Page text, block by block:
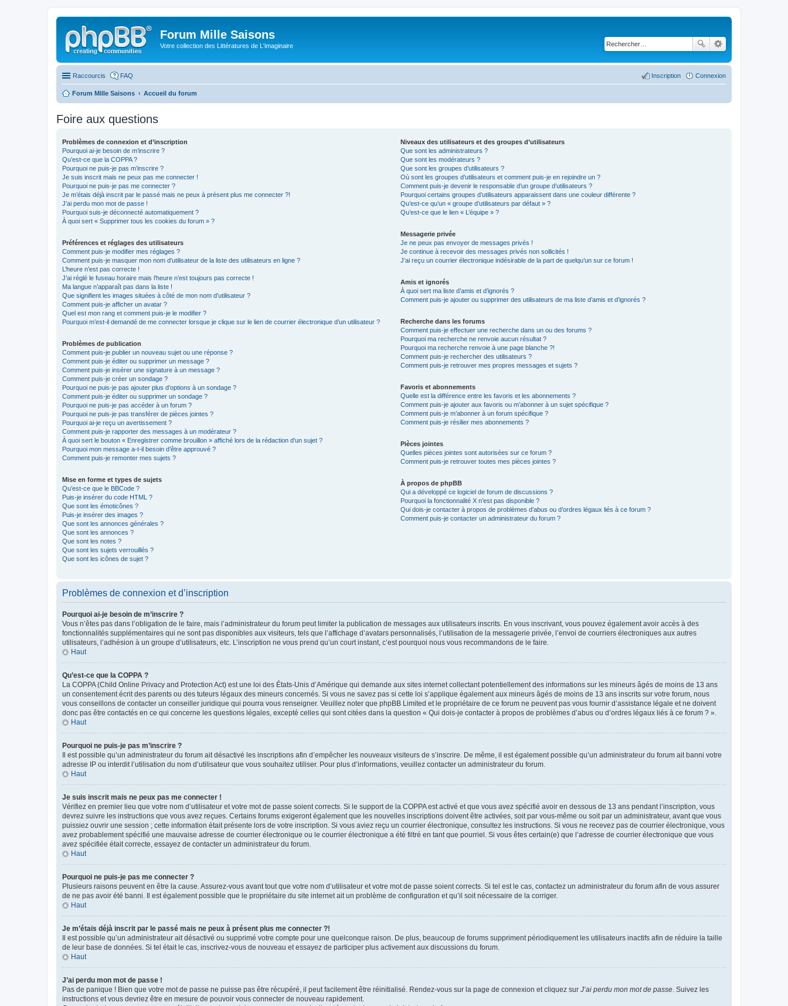
Forum Mille Saisons
Votre collection des Littératures de L'imaginaire
Raccourcis FAQ Connexion
Inscription
Forum Mille Saisons Accueil du forum
Foire aux questions
Problèmes de connexion et d’inscription
Pourquoi ai-je besoin de m’inscrire ?
Qu’est-ce que la COPPA ?
Pourquoi ne puis-je pas m’inscrire ?
Je suis inscrit mais ne peux pas me connecter !
Pourquoi ne puis-je pas me connecter ?
Je m’étais déjà inscrit par le passé mais ne peux à présent plus me connecter ?!
J’ai perdu mon mot de passe !
Pourquoi suis-je déconnecté automatiquement ?
À quoi sert « Supprimer tous les cookies du forum » ?
Préférences et réglages des utilisateurs
Comment puis-je modifier mes réglages ?
Comment puis-je masquer mon nom d’utilisateur de la liste des utilisateurs en ligne ?
L’heure n’est pas correcte !
J’ai réglé le fuseau horaire mais l’heure n’est toujours pas correcte !
Ma langue n’apparaît pas dans la liste !
Que signifient les images situées à côté de mon nom d’utilisateur ?
Comment puis-je afficher un avatar ?
Quel est mon rang et comment puis-je le modifier ?
Pourquoi m’est-il demandé de me connecter lorsque je clique sur le lien de courrier électronique d’un utilisateur ?
Problèmes de publication
Comment puis-je publier un nouveau sujet ou une réponse ?
Comment puis-je éditer ou supprimer un message ?
Comment puis-je insérer une signature à un message ?
Comment puis-je créer un sondage ?
Pourquoi ne puis-je pas ajouter plus d’options à un sondage ?
Comment puis-je éditer ou supprimer un sondage ?
Pourquoi ne puis-je pas accéder à un forum ?
Pourquoi ne puis-je pas transférer de pièces jointes ?
Pourquoi ai-je reçu un avertissement ?
Comment puis-je rapporter des messages à un modérateur ?
À quoi sert le bouton « Enregistrer comme brouillon » affiché lors de la rédaction d’un sujet ?
Pourquoi mon message a-t-il besoin d’être approuvé ?
Comment puis-je remonter mes sujets ?
Mise en forme et types de sujets
Qu’est-ce que le BBCode ?
Puis-je insérer du code HTML ?
Que sont les émoticônes ?
Puis-je insérer des images ?
Que sont les annonces générales ?
Que sont les annonces ?
Que sont les notes ?
Que sont les sujets verrouillés ?
Que sont les icônes de sujet ?
Niveaux des utilisateurs et des groupes d’utilisateurs
Que sont les administrateurs ?
Que sont les modérateurs ?
Que sont les groupes d’utilisateurs ?
Où sont les groupes d’utilisateurs et comment puis-je en rejoindre un ?
Comment puis-je devenir le responsable d’un groupe d’utilisateurs ?
Pourquoi certains groupes d’utilisateurs apparaissent dans une couleur différente ?
Qu’est-ce qu’un « groupe d’utilisateurs par défaut » ?
Qu’est-ce que le lien « L’équipe » ?
Messagerie privée
Je ne peux pas envoyer de messages privés !
Je continue à recevoir des messages privés non sollicités !
J’ai reçu un courrier électronique indésirable de la part de quelqu’un sur ce forum !
Amis et ignorés
À quoi sert ma liste d’amis et d’ignorés ?
Comment puis-je ajouter ou supprimer des utilisateurs de ma liste d’amis et d’ignorés ?
Recherche dans les forums
Comment puis-je effectuer une recherche dans un ou des forums ?
Pourquoi ma recherche ne renvoie aucun résultat ?
Pourquoi ma recherche renvoie à une page blanche ?!
Comment puis-je rechercher des utilisateurs ?
Comment puis-je retrouver mes propres messages et sujets ?
Favoris et abonnements
Quelle est la différence entre les favoris et les abonnements ?
Comment puis-je ajouter aux favoris ou m’abonner à un sujet spécifique ?
Comment puis-je m’abonner à un forum spécifique ?
Comment puis-je résilier mes abonnements ?
Pièces jointes
Quelles pièces jointes sont autorisées sur ce forum ?
Comment puis-je retrouver toutes mes pièces jointes ?
À propos de phpBB
Qui a développé ce logiciel de forum de discussions ?
Pourquoi la fonctionnalité X n’est pas disponible ?
Qui dois-je contacter à propos de problèmes d’abus ou d’ordres légaux liés à ce forum ?
Comment puis-je contacter un administrateur du forum ?
Problèmes de connexion et d’inscription
Pourquoi ai-je besoin de m’inscrire ?
Vous n’êtes pas dans l’obligation de le faire, mais l’administrateur du forum peut limiter la publication de messages aux utilisateurs inscrits. En vous inscrivant, vous pouvez également avoir accès à des
fonctionnalités supplémentaires qui ne sont pas disponibles aux visiteurs, tels que l’affichage d’avatars personnalisés, l’utilisation de la messagerie privée, l’envoi de courriers électroniques aux autres
utilisateurs, l’adhésion à un groupe d’utilisateurs, etc. L’inscription ne vous prend qu’un court instant, c’est pourquoi nous vous recommandons de le faire.
Haut
Qu’est-ce que la COPPA ?
La COPPA (Child Online Privacy and Protection Act) est une loi des États-Unis d’Amérique qui demande aux sites internet collectant potentiellement des informations sur les mineurs âgés de moins de 13 ans
un consentement écrit des parents ou des tuteurs légaux des mineurs concernés. Si vous ne savez pas si cette loi s’applique également aux mineurs âgés de moins de 13 ans inscrits sur votre forum, nous
vous conseillons de contacter un conseiller juridique qui pourra vous renseigner. Veuillez noter que phpBB Limited et le propriétaire de ce forum ne peuvent pas vous fournir d’assistance légale et ne doivent
donc pas être contactés en ce qui concerne les questions légales, excepté celles qui sont citées dans la question « Qui dois-je contacter à propos de problèmes d’abus ou d’ordres légaux liés à ce forum ? ».
Haut
Pourquoi ne puis-je pas m’inscrire ?
Il est possible qu’un administrateur du forum ait désactivé les inscriptions afin d’empêcher les nouveaux visiteurs de s’inscrire. De même, il est également possible qu’un administrateur du forum ait banni votre
adresse IP ou interdit l’utilisation du nom d’utilisateur que vous souhaitez utiliser. Pour plus d’informations, veuillez contacter un administrateur du forum.
Haut
Je suis inscrit mais ne peux pas me connecter !
Vérifiez en premier lieu que votre nom d’utilisateur et votre mot de passe soient corrects. Si le support de la COPPA est activé et que vous avez spécifié avoir en dessous de 13 ans pendant l’inscription, vous
devrez suivre les instructions que vous avez reçues. Certains forums exigeront également que les nouvelles inscriptions doivent être activées, soit par vous-même ou soit par un administrateur, avant que vous
puissiez ouvrir une session ; cette information était présente lors de votre inscription. Si vous aviez reçu un courrier électronique, consultez les instructions. Si vous ne recevez pas de courrier électronique, vous
avez probablement spécifié une mauvaise adresse de courrier électronique ou le courrier électronique a été filtré en tant que pourriel. Si vous êtes certain(e) que l’adresse de courrier électronique que vous
avez spécifiée était correcte, essayez de contacter un administrateur du forum.
Haut
Pourquoi ne puis-je pas me connecter ?
Plusieurs raisons peuvent en être la cause. Assurez-vous avant tout que votre nom d’utilisateur et votre mot de passe soient corrects. Si tel est le cas, contactez un administrateur du forum afin de vous assurer
de ne pas avoir été banni. Il est également possible que le propriétaire du site internet ait un problème de configuration et qu’il soit nécessaire de la corriger.
Haut
Je m’étais déjà inscrit par le passé mais ne peux à présent plus me connecter ?!
Il est possible qu’un administrateur ait désactivé ou supprimé votre compte pour une quelconque raison. De plus, beaucoup de forums suppriment périodiquement les utilisateurs inactifs afin de réduire la taille
de leur base de données. Si tel était le cas, inscrivez-vous de nouveau et essayez de participer plus activement aux discussions du forum.
Haut
J’ai perdu mon mot de passe !
Pas de panique ! Bien que votre mot de passe ne puisse pas être récupéré, il peut facilement être réinitialisé. Rendez-vous sur la page de connexion et cliquez sur J’ai perdu mon mot de passe . Suivez les
instructions et vous devriez être en mesure de pouvoir vous connecter de nouveau rapidement.